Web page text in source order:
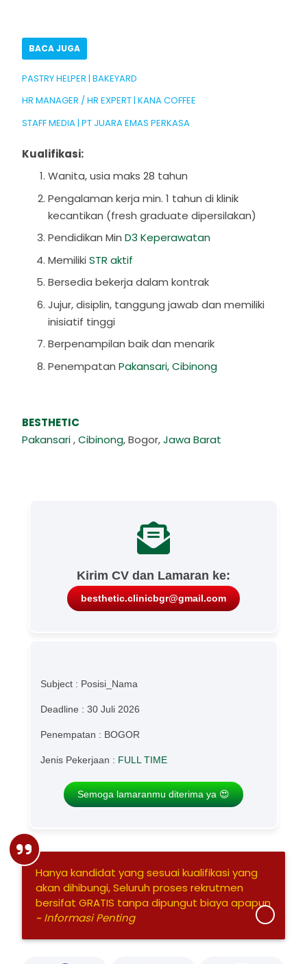
BACA JUGA
PASTRY HELPER | BAKEYARD
HR MANAGER / HR EXPERT | KANA COFFEE
STAFF MEDIA | PT JUARA EMAS PERKASA
Kualifikasi:
Wanita, usia maks 28 tahun
Pengalaman kerja min. 1 tahun di klinik
kecantikan (fresh graduate dipersilakan)
Pendidikan Min D3 Keperawatan
Memiliki STR aktif
Bersedia bekerja dalam kontrak
Jujur, disiplin, tanggung jawab dan memiliki
inisiatif tinggi
Berpenampilan baik dan menarik
Penempatan Pakansari, Cibinong
BESTHETIC
Pakansari,Cibinong, Bogor,Jawa Barat
Kirim CV dan Lamaran ke:
besthetic.clinicbgr@gmail.com
Subject : Posisi_Nama
Deadline : 30 Juli 2026
Penempatan : BOGOR
Jenis Pekerjaan : FULL TIME
Semoga lamaranmu diterima ya 😍
Hanya kandidat yang sesuai kualifikasi yang
akan dihibungi, Seluruh proses rekrutmen
bersifat GRATIS tanpa dipungut biaya apapun
~ Informasi Penting